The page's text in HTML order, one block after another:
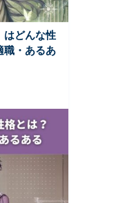
はどんな性
職・あるあ